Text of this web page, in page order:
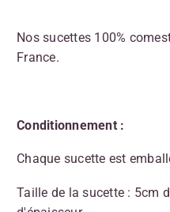
Nos sucettes 100%
France.
Conditionnement :
Chaque sucette est
Taille de la sucette : 5cm